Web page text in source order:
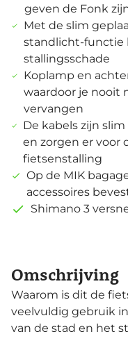
geven de Fonk
Met de slim
standlicht-functie
stallingsschade
Koplamp en
waardoor je nooit
vervangen
De kabels zijn
en zorgen er voor
fietsenstalling
Op de MIK
accessoires
Shimano 3
Omschrijving
Waarom is dit de fiets voor jou?
veelvuldig gebruik
van de stad en het